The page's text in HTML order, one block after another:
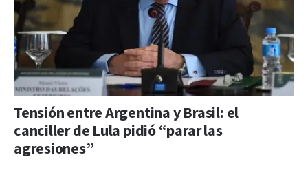
Tensión entre Argentina y Brasil: el
canciller de Lula pidió “parar las
agresiones”